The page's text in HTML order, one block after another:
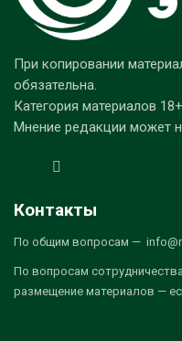
При копировании
обязательна.
Категория материалов 18+
Мнение редакции может
Контакты
По общим вопросам —
По вопросам
размещение материалов —